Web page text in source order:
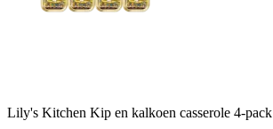
Lily's Kitchen Kip en kalkoen casserole 4-pack